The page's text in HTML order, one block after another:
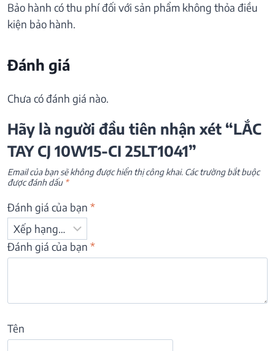
Bảo hành có thu phí đối với sản phẩm không thỏa điều
kiện bảo hành.
Đánh giá
Chưa có đánh giá nào.
Hãy là người đầu tiên nhận xét “LẮC
TAY CJ 10W15-CI 25LT1041”
Email của bạn sẽ không được hiển thị công khai. Các trường bắt buộc
được đánh dấu *
Đánh giá của bạn *
Đánh giá của bạn *
Tên